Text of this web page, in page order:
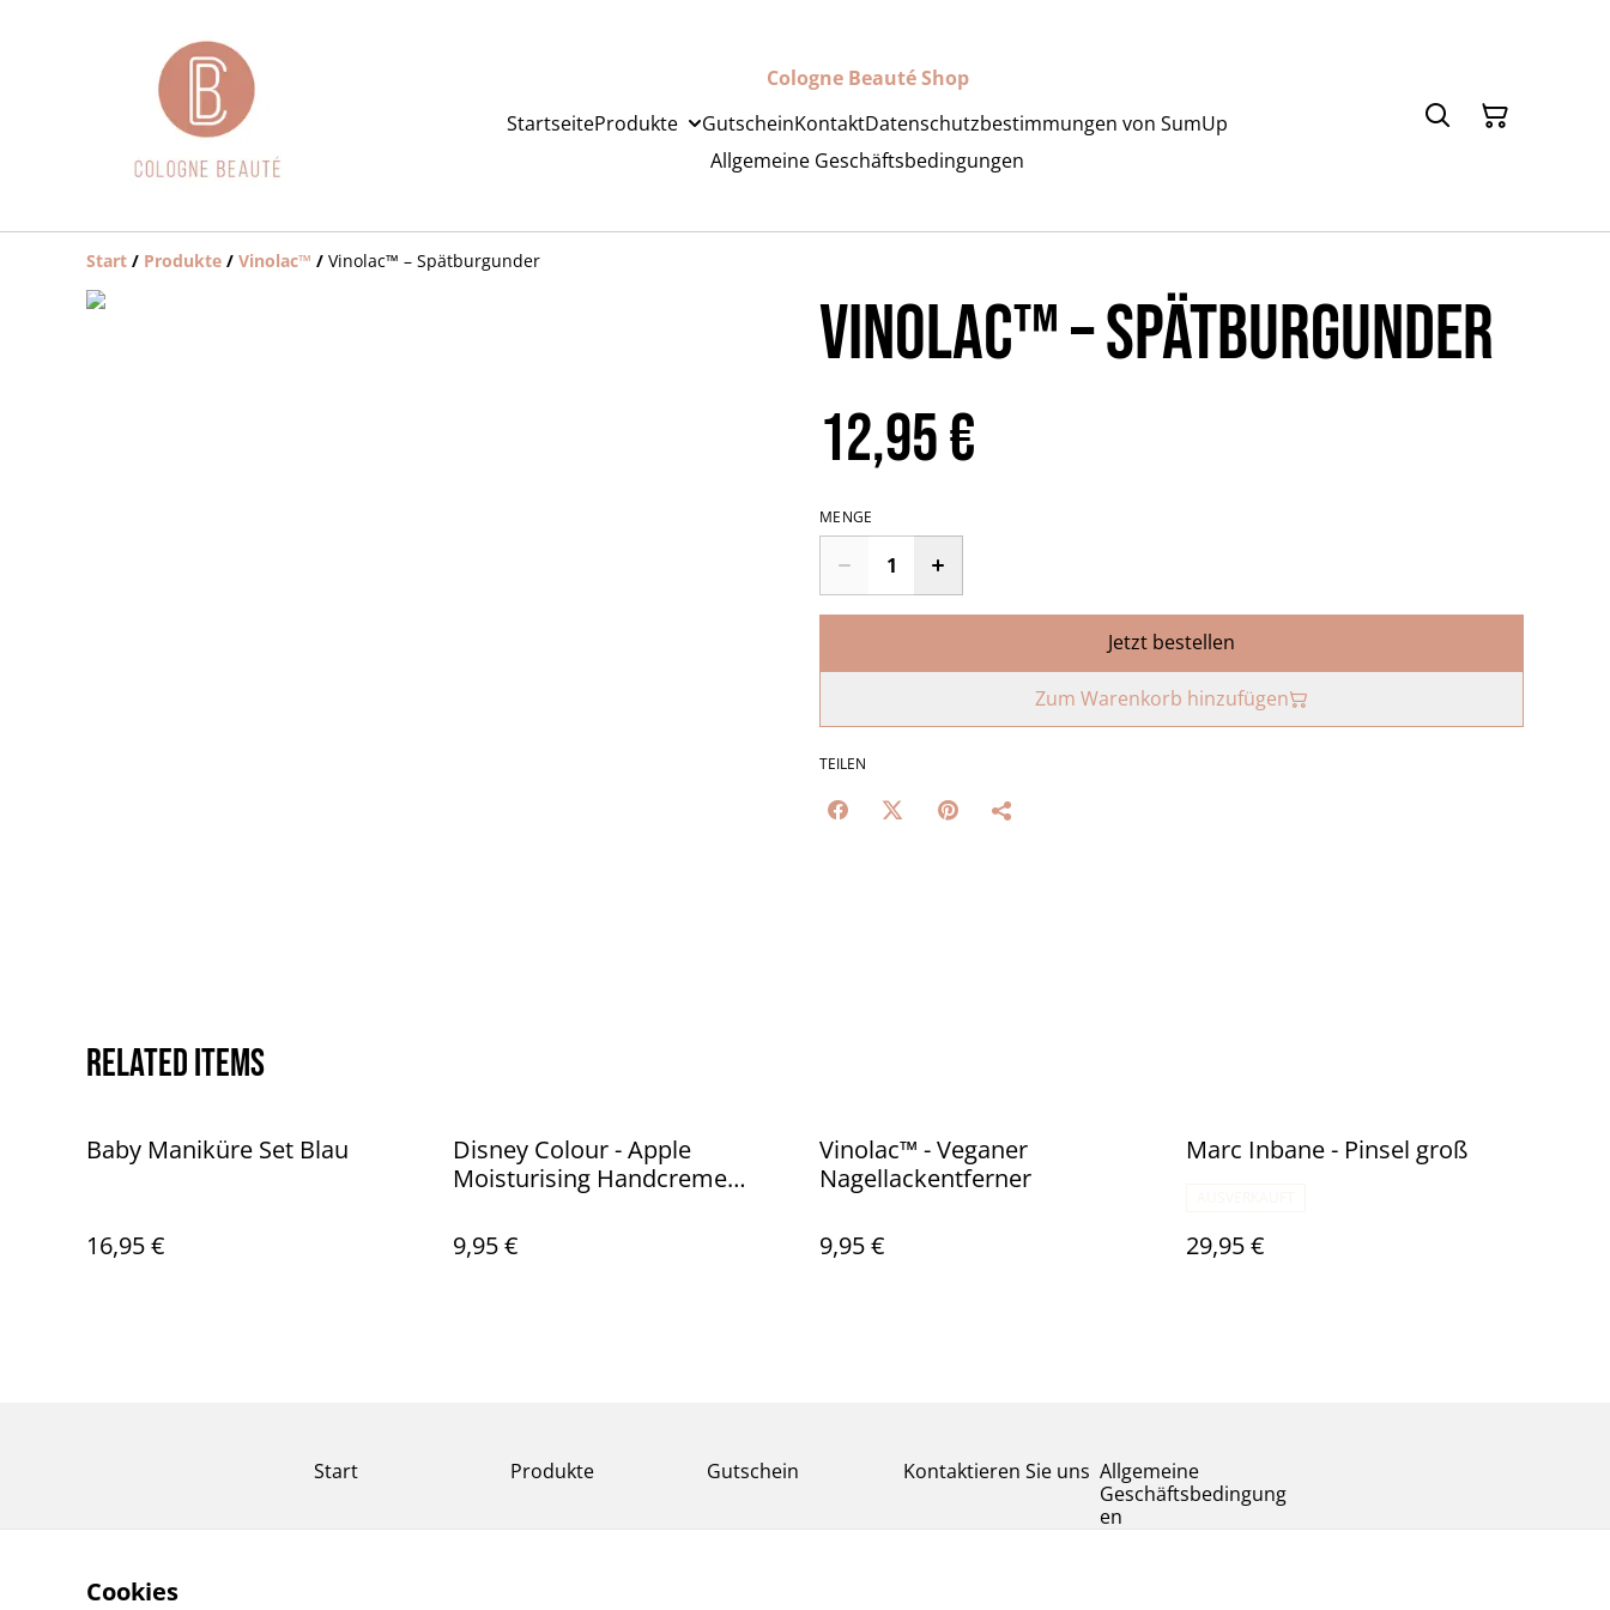
Cologne Beauté Shop
StartseiteProdukte GutscheinKontaktDatenschutzbestimmungen von SumUp
Allgemeine Geschäftsbedingungen
Start / Produkte / Vinolac™️ / Vinolac™️ – Spätburgunder
Vinolac™️ – Spätburgunder
12,95 €
MENGE
Jetzt bestellen
Zum Warenkorb hinzufügen
TEILEN
Related items
Baby Maniküre Set Blau
16,95 €
Disney Colour - Apple
Moisturising Handcreme
9,95 €
Vinolac™️ - Veganer
Nagellackentferner
9,95 €
Marc Inbane - Pinsel groß
29,95 €
Start Produkte Gutschein Kontaktieren Sie uns Allgemeine
Geschäftsbedingung
en
Cookies